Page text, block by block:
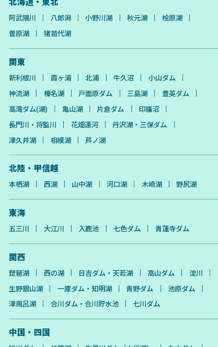
阿武隈川 八郎潟 小野川湖 秋元湖
桧原湖
曽原湖
猪苗代湖
関東
新利根川 霞ヶ浦 北浦 牛久沼
小山ダム
神流湖
榛名湖 戸面原ダム 三島湖
豊英ダム
高滝ダム(湖)
亀山湖 片倉ダム
印旛沼
長門川・将監川
花畑運河
丹沢湖・三保ダム
津久井湖
相模湖 芦ノ湖
北陸・甲信越
本栖湖 西湖 山中湖 河口湖 木崎湖 野尻湖
東海
五三川 大江川 入鹿池 七色ダム 青蓮寺ダム
関西
琵琶湖 西の湖 日吉ダム・天若湖 高山ダム
淀川
生野銀山湖
一庫ダム・知明湖 青野ダム
池原ダム
津風呂湖
合川ダム・合川貯水池 七川ダム
中国・四国